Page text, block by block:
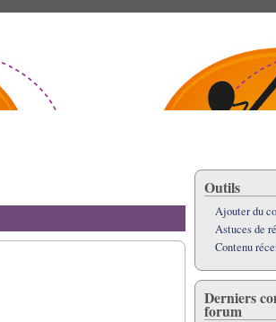
Outils
Ajouter du
Astuces de
Contenu
Derniers
forum